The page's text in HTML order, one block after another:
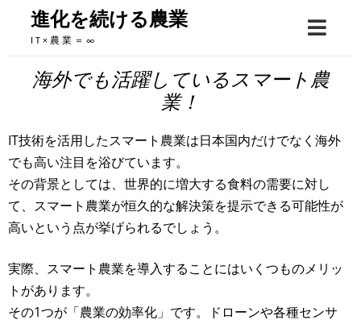
content
進化を続ける農業
IT×農業＝∞
海外でも活躍しているスマート農
業！
IT技術を活用したスマート農業は日本国内だけでなく海外
でも高い注目を浴びています。
その背景としては、世界的に増大する食料の需要に対し
て、スマート農業が恒久的な解決策を提示できる可能性が
高いという点が挙げられるでしょう。
実際、スマート農業を導入することにはいくつものメリッ
トがあります。
その1つが「農業の効率化」です。ドローンや各種センサ